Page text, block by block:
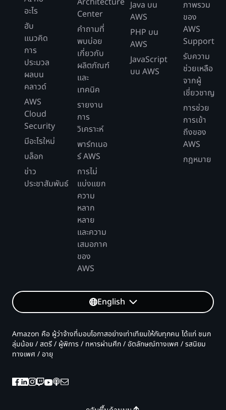
อะไร
ฮับ
แนวคิด
การ
ประมวล
ผลบน
คลาวด์
AWS
Cloud
Security
มีอะไรใหม่
บล็อก
ข่าว
ประชาสัมพันธ์
Center
คำถามที่
พบบ่อย
เกี่ยวกับ
ผลิตภัณฑ์
และ
เทคนิค
รายงาน
การ
วิเคราะห์
พาร์ทเนอ
ร์ AWS
การไม่
แบ่งแยก
ความ
หลาก
หลาย
และความ
เสมอภาค
ของ
AWS
Java บน
AWS
PHP บน
AWS
JavaScript
บน AWS
ภาพรวม
ของ
AWS
Support
รับความ
ช่วยเหลือ
จากผู้
เชี่ยวชาญ
การช่วย
การเข้า
ถึงของ
AWS
กฎหมาย
English
Amazon คือ ผู้ว่าจ้างที่มอบโอกาสอย่างเท่าเทียมให้กับทุกคน ได้แก่ ชนก
ลุ่มน้อย / สตรี / ผู้พิการ / ทหารผ่านศึก / อัตลักษณ์ทางเพศ / รสนิยม
ทางเพศ / อายุ